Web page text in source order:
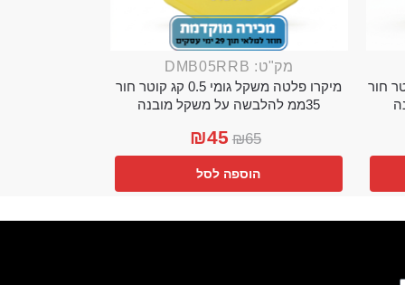
0.25 קג קוטר חור
מק"ט: DMB05RRB
מיקרו פלטה משקל גומי 0.5 קג קוטר חור
35ממ להלבשה על משקל מובנה
₪65
₪45
הוספה לסל